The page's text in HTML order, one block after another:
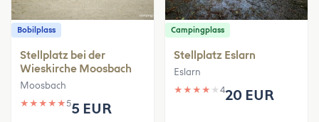
Bobilplass
Stellplatz bei der
Wieskirche Moosbach
Moosbach
★ ★ ★ ★ ★55 EUR
Campingplass
Stellplatz Eslarn
Eslarn
★ ★ ★ ★ ★ 420 EUR